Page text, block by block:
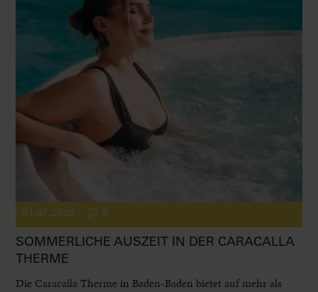
01.07.2026 0
SOMMERLICHE AUSZEIT IN DER CARACALLA
THERME
Die Caracalla Therme in Baden-Baden bietet auf mehr als